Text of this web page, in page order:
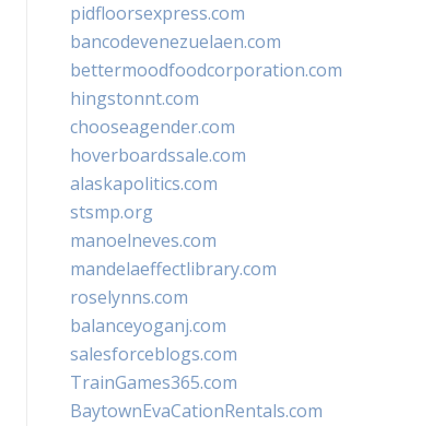
pidfloorsexpress.com
bancodevenezuelaen.com
bettermoodfoodcorporation.com
hingstonnt.com
chooseagender.com
hoverboardssale.com
alaskapolitics.com
stsmp.org
manoelneves.com
mandelaeffectlibrary.com
roselynns.com
balanceyoganj.com
salesforceblogs.com
TrainGames365.com
BaytownEvaCationRentals.com